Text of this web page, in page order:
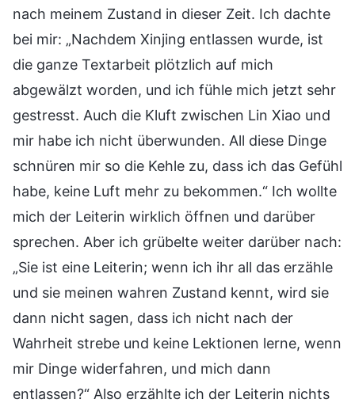
nach meinem Zustand in dieser Zeit. Ich dachte
bei mir: „Nachdem Xinjing entlassen wurde, ist
die ganze Textarbeit plötzlich auf mich
abgewälzt worden, und ich fühle mich jetzt sehr
gestresst. Auch die Kluft zwischen Lin Xiao und
mir habe ich nicht überwunden. All diese Dinge
schnüren mir so die Kehle zu, dass ich das Gefühl
habe, keine Luft mehr zu bekommen.“ Ich wollte
mich der Leiterin wirklich öffnen und darüber
sprechen. Aber ich grübelte weiter darüber nach:
„Sie ist eine Leiterin; wenn ich ihr all das erzähle
und sie meinen wahren Zustand kennt, wird sie
dann nicht sagen, dass ich nicht nach der
Wahrheit strebe und keine Lektionen lerne, wenn
mir Dinge widerfahren, und mich dann
entlassen?“ Also erzählte ich der Leiterin nichts